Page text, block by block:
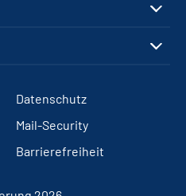
Datenschutz
Mail-Security
Barrierefreiheit